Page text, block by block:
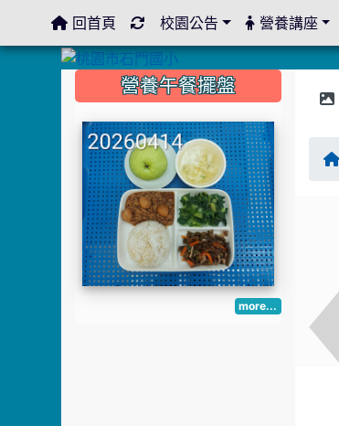
::: 營養午餐擺盤
more...
::: 回首頁 校園公告 營養講座